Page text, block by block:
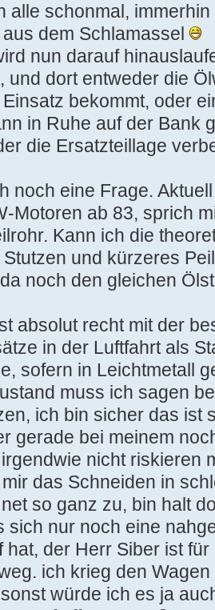
alle schonmal,
dem Schlamassel
nun darauf
und dort entweder die
bekommt, oder
in Ruhe auf der Bank
die Ersatzteillage
noch eine Frage.
Motoren ab 83, sprich
Kann ich die
und kürzeres
noch den gleichen
absolut recht mit der
in der Luftfahrt als
sofern in Leichtmetall
muss ich sagen
ich bin sicher das ist
gerade bei meinem
nicht riskieren
das Schneiden in
so ganz zu, bin halt
sich nur noch eine
hat, der Herr Siber ist
ich krieg den
würde ich es ja